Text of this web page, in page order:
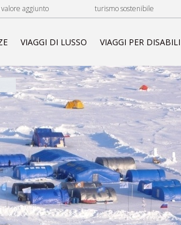
aggiunto turismo sostenibile
VIAGGI DI LUSSO VIAGGI PER DISABILI